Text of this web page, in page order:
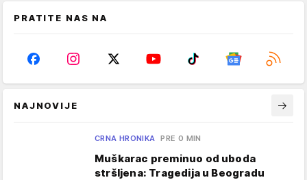
PRATITE NAS NA
NAJNOVIJE
CRNA HRONIKA PRE 0 MIN
Muškarac preminuo od uboda
stršljena: Tragedija u Beogradu